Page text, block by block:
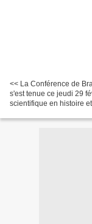
<< La Conférence de
s'est tenue ce jeudi 29
scientifique en histoire